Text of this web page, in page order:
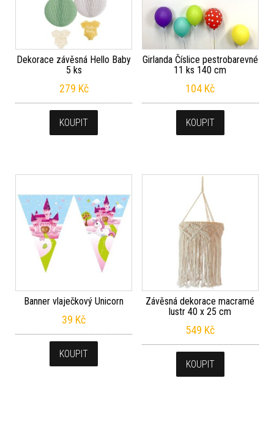
Dekorace závěsná Hello Baby
5 ks
279 Kč
KOUPIT
Girlanda Číslice pestrobarevné
11 ks 140 cm
104 Kč
KOUPIT
Banner vlaječkový Unicorn
39 Kč
KOUPIT
Závěsná dekorace macramé
lustr 40 x 25 cm
549 Kč
KOUPIT